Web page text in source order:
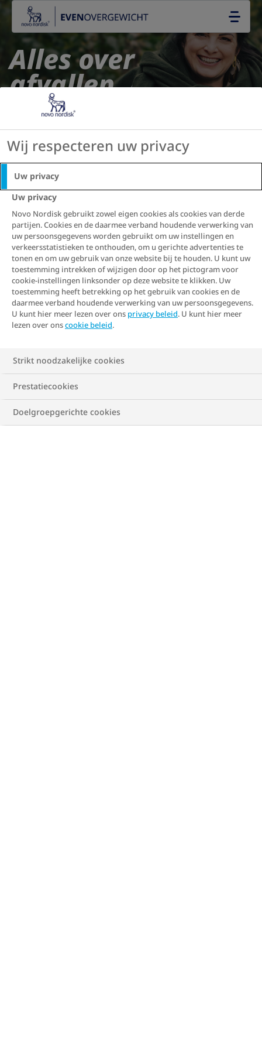
Go to the page content
Alles over
afvallen,
overgewicht en
obesitas
Meer over overgewicht
Bereken jouw BMI
Lengte
Wij respecteren uw privacy
Uw privacy
Uw privacy
Novo Nordisk gebruikt zowel eigen cookies als cookies van derde
partijen. Cookies en de daarmee verband houdende verwerking van
uw persoonsgegevens worden gebruikt om uw instellingen en
verkeersstatistieken te onthouden, om u gerichte advertenties te
tonen en om uw gebruik van onze website bij te houden. U kunt uw
toestemming intrekken of wijzigen door op het pictogram voor
cookie-instellingen linksonder op deze website te klikken. Uw
toestemming heeft betrekking op het gebruik van cookies en de
daarmee verband houdende verwerking van uw persoonsgegevens.
U kunt hier meer lezen over ons privacy beleid. U kunt hier meer
lezen over onscookie beleid.
Strikt noodzakelijke cookies
Prestatiecookies
Doelgroepgerichte cookies